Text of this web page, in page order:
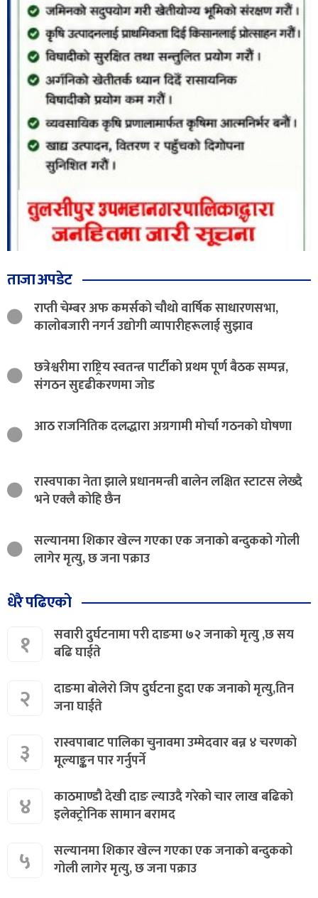
ताजा अपडेट
राप्ती चेम्बर अफ कमर्सको चौथो वार्षिक साधारणसभा,
कालोबजारी नगर्न उद्योगी व्यापारीहरूलाई सुझाव
छत्रेश्वरीमा राष्ट्रिय स्वतन्त्र पार्टीको प्रथम पूर्ण बैठक सम्पन्न,
संगठन सुदृढीकरणमा जोड
आठ राजनितिक दलद्धारा अग्रगामी मोर्चा गठनको घोषणा
रास्वपाका नेता झाले प्रधानमन्त्री बालेन लक्षित स्टाटस लेख्दै
भने एक्लै कोहि छैन
सल्यानमा शिकार खेल्न गएका एक जनाको बन्दुकको गोली
लागेर मृत्यु, छ जना पक्राउ
धेरै पढिएको
१
सवारी दुर्घटनामा परी दाङमा ७२ जनाको मृत्यु ,छ सय
बढि घाईते
२
दाङमा बोलेरो जिप दुर्घटना हुदा एक जनाको मृत्यु,तिन
जना घाईते
३
रास्वपाबाट पालिका चुनावमा उम्मेदवार बन्न ४ चरणको
मूल्याङ्कन पार गर्नुपर्ने
४
काठमाण्डौ देखी दाङ ल्याउदै गरेको चार लाख बढिको
इलेक्ट्रोनिक सामान बरामद
५
सल्यानमा शिकार खेल्न गएका एक जनाको बन्दुकको
गोली लागेर मृत्यु, छ जना पक्राउ